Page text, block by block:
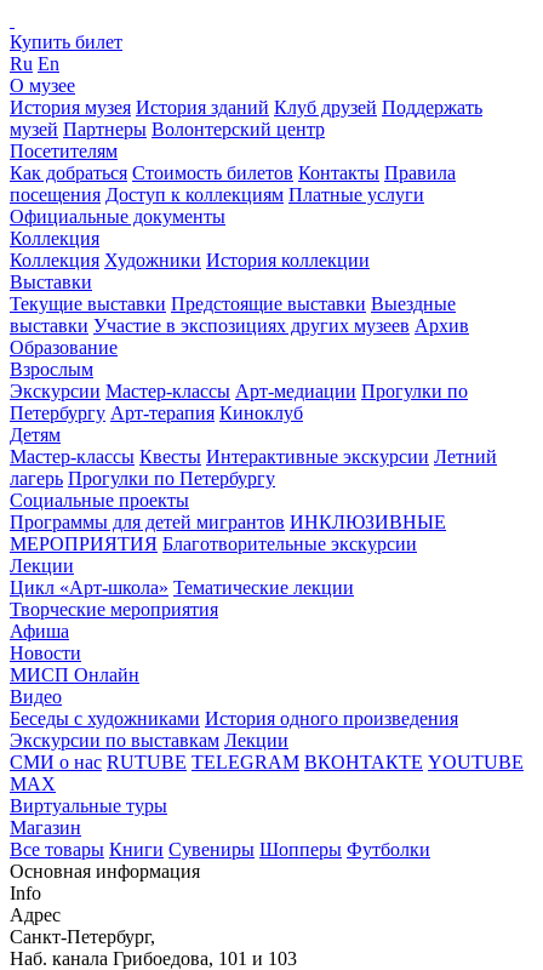
Купить билет
Ru En
О музее
История музея История зданий Клуб друзей Поддержать
музей Партнеры Волонтерский центр
Посетителям
Как добраться Стоимость билетов Контакты Правила
посещения Доступ к коллекциям Платные услуги
Официальные документы
Коллекция
Коллекция Художники История коллекции
Выставки
Текущие выставки Предстоящие выставки Выездные
выставки Участие в экспозициях других музеев Архив
Образование
Взрослым
Экскурсии Мастер-классы Арт-медиации Прогулки по
Петербургу Арт-терапия Киноклуб
Детям
Мастер-классы Квесты Интерактивные экскурсии Летний
лагерь Прогулки по Петербургу
Социальные проекты
Программы для детей мигрантов ИНКЛЮЗИВНЫЕ
МЕРОПРИЯТИЯ Благотворительные экскурсии
Лекции
Цикл «Арт-школа» Тематические лекции
Творческие мероприятия
Афиша
Новости
МИСП Онлайн
Видео
Беседы с художниками История одного произведения
Экскурсии по выставкам Лекции
СМИ о нас RUTUBE TELEGRAM ВКОНТАКТЕ YOUTUBE
MAX
Виртуальные туры
Магазин
Все товары Книги Сувениры Шопперы Футболки
Основная информация
Info
Адрес
Санкт-Петербург,
Наб. канала Грибоедова, 101 и 103